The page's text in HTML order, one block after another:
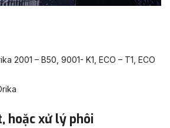
2001 – B50, 9001- K1, ECO – T1, ECO
hoặc xử lý phôi